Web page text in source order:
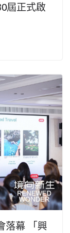
屆正式啟
落幕 「興